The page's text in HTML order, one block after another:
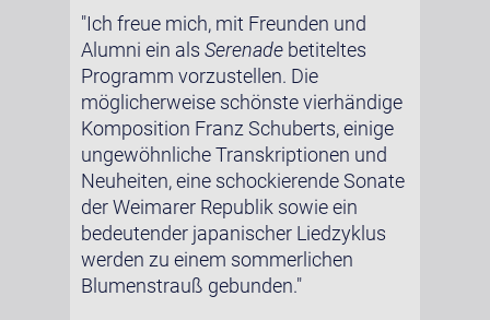
"Ich freue mich, mit Freunden und
Alumni ein als Serenade betiteltes
Programm vorzustellen. Die
möglicherweise schönste vierhändige
Komposition Franz Schuberts, einige
ungewöhnliche Transkriptionen und
Neuheiten, eine schockierende Sonate
der Weimarer Republik sowie ein
bedeutender japanischer Liedzyklus
werden zu einem sommerlichen
Blumenstrauß gebunden."